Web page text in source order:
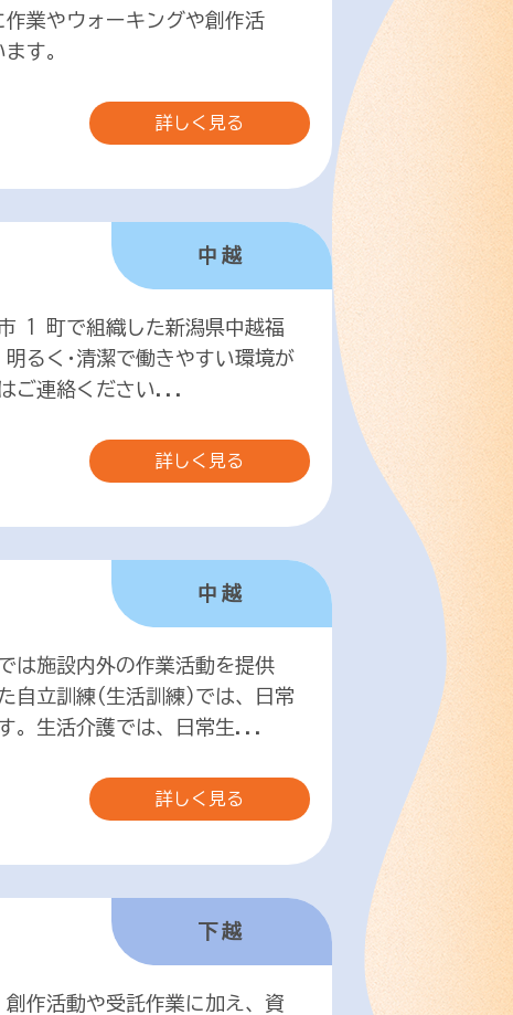
業やウォーキングや創作活
す。
詳しく見る
中越
1 町で組織した新潟県中越福
るく･清潔で働きやすい環境が
ご連絡ください...
詳しく見る
中越
は施設内外の作業活動を提供
自立訓練(生活訓練)では、日常
。生活介護では、日常生...
詳しく見る
下越
作活動や受託作業に加え、資